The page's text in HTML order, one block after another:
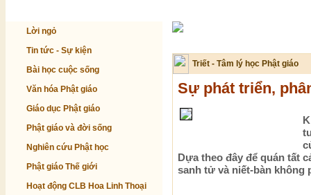
Lời ngỏ
Tin tức - Sự kiện
Bài học cuộc sống
Văn hóa Phật giáo
Giáo dục Phật giáo
Phật giáo và đời sống
Nghiên cứu Phật học
Phật giáo Thế giới
Hoạt động CLB Hoa Linh Thoại
Triết - Tâm lý học Phật giáo
Sự phát triển,
Dựa theo đây để quán tất
sanh tử và niết-bàn không